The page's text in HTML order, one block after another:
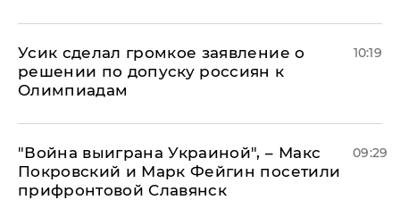
Усик сделал громкое заявление о
решении по допуску россиян к
Олимпиадам
10:19
"Война выиграна Украиной", – Макс
Покровский и Марк Фейгин посетили
прифронтовой Славянск
09:29